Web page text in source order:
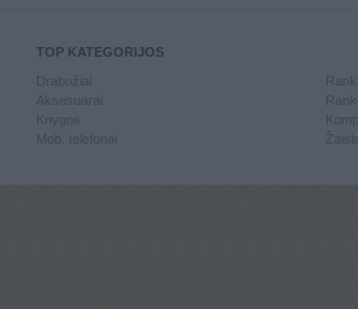
TOP KATEGORIJOS
Knygos
Mob. telefonai
Žaislai